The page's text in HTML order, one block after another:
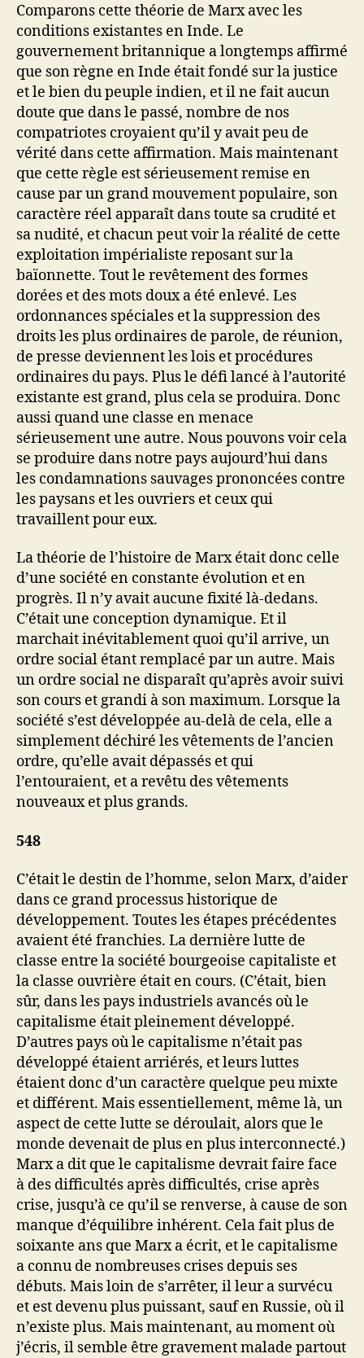
Comparons cette théorie de Marx avec les
conditions existantes en Inde. Le
gouvernement britannique a longtemps affirmé
que son règne en Inde était fondé sur la justice
et le bien du peuple indien, et il ne fait aucun
doute que dans le passé, nombre de nos
compatriotes croyaient qu’il y avait peu de
vérité dans cette affirmation. Mais maintenant
que cette règle est sérieusement remise en
cause par un grand mouvement populaire, son
caractère réel apparaît dans toute sa crudité et
sa nudité, et chacun peut voir la réalité de cette
exploitation impérialiste reposant sur la
baïonnette. Tout le revêtement des formes
dorées et des mots doux a été enlevé. Les
ordonnances spéciales et la suppression des
droits les plus ordinaires de parole, de réunion,
de presse deviennent les lois et procédures
ordinaires du pays. Plus le défi lancé à l’autorité
existante est grand, plus cela se produira. Donc
aussi quand une classe en menace
sérieusement une autre. Nous pouvons voir cela
se produire dans notre pays aujourd’hui dans
les condamnations sauvages prononcées contre
les paysans et les ouvriers et ceux qui
travaillent pour eux.
La théorie de l’histoire de Marx était donc celle
d’une société en constante évolution et en
progrès. Il n’y avait aucune fixité là-dedans.
C’était une conception dynamique. Et il
marchait inévitablement quoi qu’il arrive, un
ordre social étant remplacé par un autre. Mais
un ordre social ne disparaît qu’après avoir suivi
son cours et grandi à son maximum. Lorsque la
société s’est développée au-delà de cela, elle a
simplement déchiré les vêtements de l’ancien
ordre, qu’elle avait dépassés et qui
l’entouraient, et a revêtu des vêtements
nouveaux et plus grands.
548
C’était le destin de l’homme, selon Marx, d’aider
dans ce grand processus historique de
développement. Toutes les étapes précédentes
avaient été franchies. La dernière lutte de
classe entre la société bourgeoise capitaliste et
la classe ouvrière était en cours. (C’était, bien
sûr, dans les pays industriels avancés où le
capitalisme était pleinement développé.
D’autres pays où le capitalisme n’était pas
développé étaient arriérés, et leurs luttes
étaient donc d’un caractère quelque peu mixte
et différent. Mais essentiellement, même là, un
aspect de cette lutte se déroulait, alors que le
monde devenait de plus en plus interconnecté.)
Marx a dit que le capitalisme devrait faire face
à des difficultés après difficultés, crise après
crise, jusqu’à ce qu’il se renverse, à cause de son
manque d’équilibre inhérent. Cela fait plus de
soixante ans que Marx a écrit, et le capitalisme
a connu de nombreuses crises depuis ses
débuts. Mais loin de s’arrêter, il leur a survécu
et est devenu plus puissant, sauf en Russie, où il
n’existe plus. Mais maintenant, au moment où
j’écris, il semble être gravement malade partout